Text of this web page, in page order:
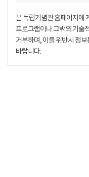
본 독립기념관 홈페이지에
프로그램이나 그밖의 기술
거부하며, 이를 위반시 정
바랍니다.